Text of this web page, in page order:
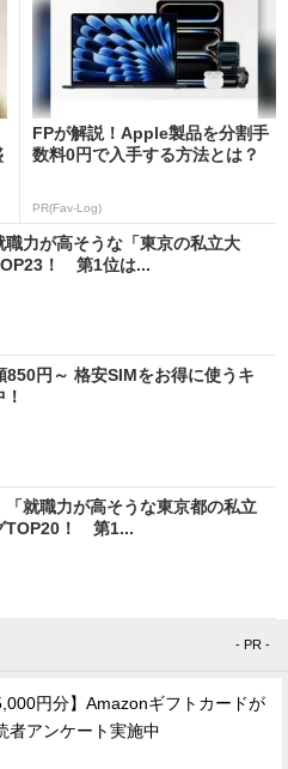
FPが解説！Apple製品を分割手
数料0円で入手する方法とは？
PR(Fav-Log)
職力が高そうな「東京の私立大
！ 第1位は...
850円～ 格安SIMをお得に使うキ
「就職力が高そうな東京都の私立
TOP20！ 第1...
- PR -
円分】Amazonギフトカードが
者アンケート実施中